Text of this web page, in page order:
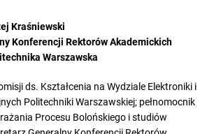
Kraśniewski
Konferencji Rektorów Akademickich
Warszawska
ds. Kształcenia na Wydziale Elektroniki i
Politechniki Warszawskiej; pełnomocnik
Procesu Bolońskiego i studiów